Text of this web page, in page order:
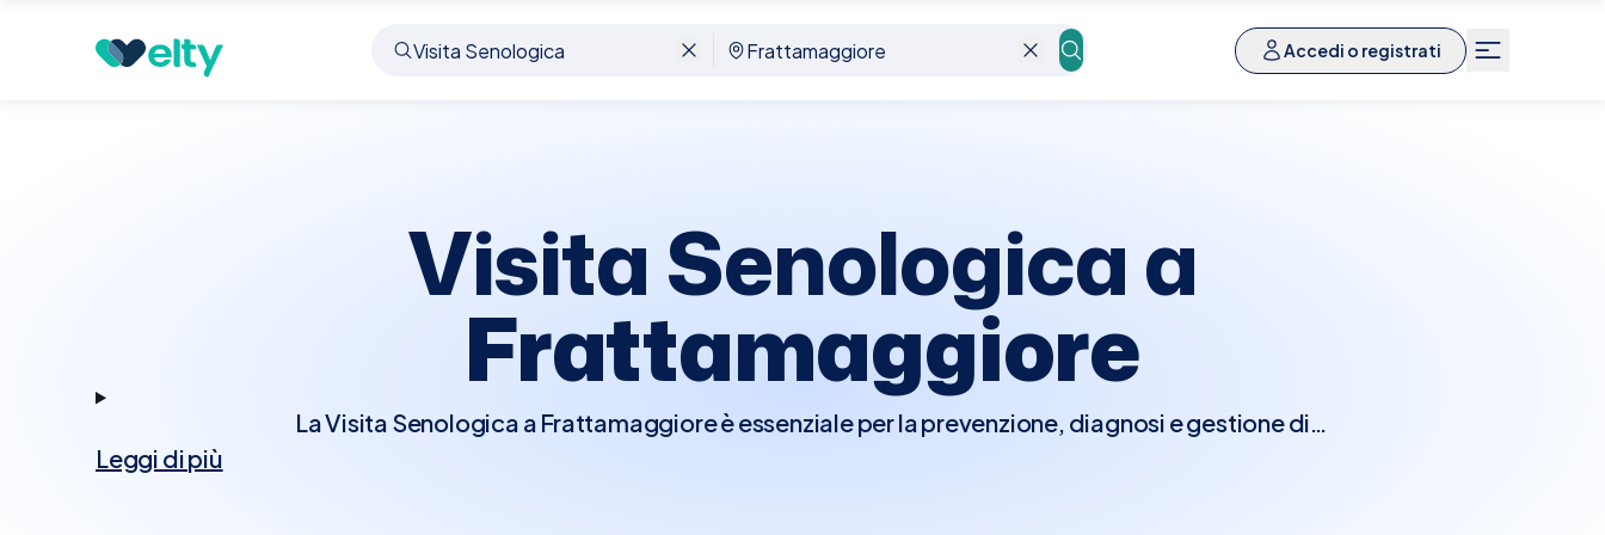
Accedi o registrati
Prenota visita Visita Senologica Frattamaggiore
Visita Senologica a
Frattamaggiore
La Visita Senologica a Frattamaggiore è essenziale per la prevenzione, diagnosi e gestione di
Leggi di più